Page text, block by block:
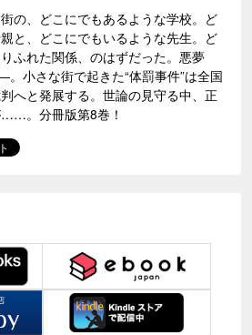
の、どこにでもあるような学校。ど
と、どこにでもいるような先生。ど
ふれた関係、のはずだった。悪夢
小さな街で起きた“体罰事件”は全国
へと発展する。世論の見守る中、正
。分冊版第8巻！